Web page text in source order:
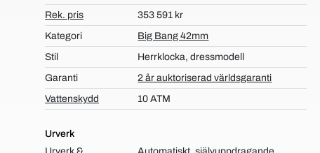
Rek. pris
353 591 kr
Kategori
Big Bang 42mm
Stil
Herrklocka, dressmodell
Garanti
2 år auktoriserad världsgaranti
Vattenskydd
10 ATM
Urverk